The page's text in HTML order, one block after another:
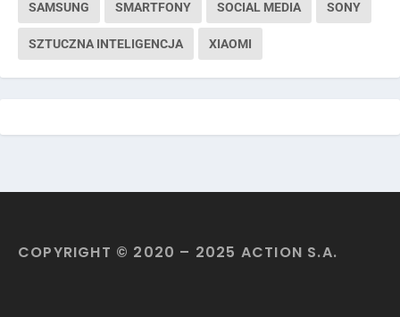
SAMSUNG SMARTFONY SOCIAL MEDIA SONY
SZTUCZNA INTELIGENCJA XIAOMI
COPYRIGHT © 2020 – 2025 ACTION S.A.